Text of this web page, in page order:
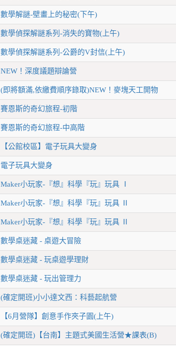
數學解謎-壁畫上的秘密(下午)
數學偵探解謎系列-消失的寶物(上午)
數學偵探解謎系列-公爵的V封信(上午)
NEW！深度議題辯論營
(即將額滿,依繳費順序錄取)NEW！麥塊天工開物
賽恩斯的奇幻旅程-初階
賽恩斯的奇幻旅程-中高階
【公館校區】電子玩具大變身
電子玩具大變身
Maker小玩家-『想』科學『玩』玩具 Ⅰ
Maker小玩家-『想』科學『玩』玩具 Ⅱ
Maker小玩家-『想』科學『玩』玩具 Ⅱ
數學桌迷藏 - 桌遊大冒險
數學桌迷藏 - 玩桌遊學理財
數學桌迷藏 - 玩出管理力
(確定開班)小小達文西：科藝起航營
【6月營隊】創意手作夾子園(上午)
(確定開班)【台南】主題式美國生活營★課表(B)